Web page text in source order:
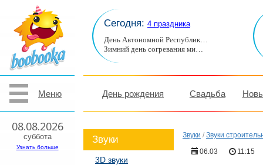
Меню
08.08.2026
суббота
Узнать больше
Сегодня: 4 праздника
День Автономной Республик…
Зимний день согревания ми…
День рождения Свадьба
Звуки
3D звуки
Звуки / Звуки
06.03
11:15